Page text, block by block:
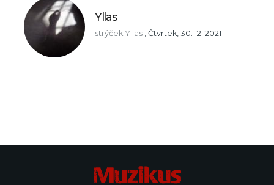
Yllas
strýček Yllas , Čtvrtek, 30. 12. 2021